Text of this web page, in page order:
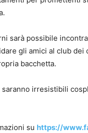
sarà possibile
gli amici al club dei
bacchetta.
saranno irresistibili
su https://